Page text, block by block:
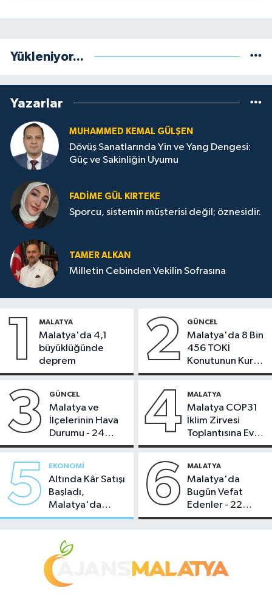
Yükleniyor...
Yazarlar
MUHAMMED KEMAL GÜLŞEN
Dövüş Sanatlarında Yin ve Yang Dengesi:
Güç ve Sakinliğin Uyumu
FADIME GÜL KIRTEKE
Sporcu, sistemin müşterisi değil; öznesidir.
TAMER ALKAN
Milletin Cebinden Vekilin Sofrasına
1 MALATYA
Malatya'da 4,1
büyüklüğünde
deprem
2 GÜNCEL
Malatya'da 8 Bin
456 TOKİ
Konutunun Kurası
Bugün Çekiliyor
3 GÜNCEL
Malatya ve
İlçelerinin Hava
Durumu - 24
Temmuz 2026
4 MALATYA
Malatya COP31
İklim Zirvesi
Toplantısına Ev
Sahipliği Yaptı
5 EKONOMI
Altında Kâr Satışı
Başladı,
Malatya'da
Makas Ne
6 MALATYA
Malatya'da
Bugün Vefat
Edenler - 22
Temmuz 2026